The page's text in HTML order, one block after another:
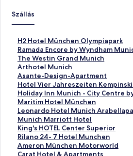
Szállás
H2 Hotel München Olympiapark
S
z
a
b
v
á
n
y
o
s
l
i
n
k
Ramada Encore by Wyndham
S
z
a
b
v
á
n
y
o
s
l
i
n
The Westin Grand Munich
S
z
a
b
v
á
n
y
o
s
l
i
Arthotel Munich
S
z
a
b
v
á
n
y
o
s
l
Asante-Design-Apartment
S
z
a
b
v
á
n
y
o
s
Hotel Vier Jahreszeiten
S
z
a
b
v
á
n
y
o
Holiday Inn Munich - City Centre
S
z
a
b
v
á
n
y
Maritim Hotel München
S
z
a
b
v
á
n
Leonardo Hotel Munich
S
z
a
b
v
á
Munich Marriott Hotel
S
z
a
b
v
King's HOTEL Center Superior
S
z
a
b
Rilano 24- 7 Hotel Munchen
S
z
a
Ameron München Motorworld
S
z
Carat Hotel & Apartments
S